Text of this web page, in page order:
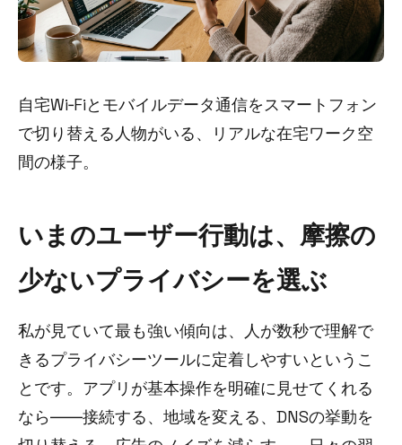
自宅Wi‑Fiとモバイルデータ通信をスマートフォン
で切り替える人物がいる、リアルな在宅ワーク空
間の様子。
いまのユーザー行動は、摩擦の
少ないプライバシーを選ぶ
私が見ていて最も強い傾向は、人が数秒で理解で
きるプライバシーツールに定着しやすいというこ
とです。アプリが基本操作を明確に見せてくれる
なら――接続する、地域を変える、DNSの挙動を